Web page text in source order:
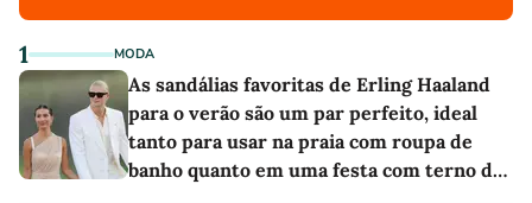
1 MODA
As sandálias favoritas de Erling Haaland
para o verão são um par perfeito, ideal
tanto para usar na praia com roupa de
banho quanto em uma festa com terno de